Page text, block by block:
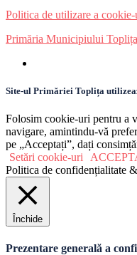
Politica de utilizare a
Primăria Municipiului
Site-ul Primăriei Toplița
Folosim cookie-uri pentru a
navigare, amintindu-vă
pe „Acceptați”, dați
Setări cookie-uri
Politica de confidențialitate
Închide
Prezentare generală a